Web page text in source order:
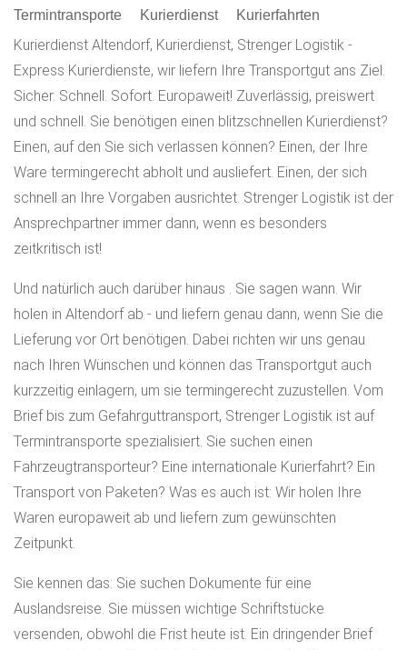
Termintransporte
Kurierdienst Kurierfahrten
Kurierdienst Altendorf, Kurierdienst, Strenger Logistik -
Express Kurierdienste, wir liefern Ihre Transportgut ans Ziel.
Sicher. Schnell. Sofort. Europaweit! Zuverlässig, preiswert
und schnell. Sie benötigen einen blitzschnellen Kurierdienst?
Einen, auf den Sie sich verlassen können? Einen, der Ihre
Ware termingerecht abholt und ausliefert. Einen, der sich
schnell an Ihre Vorgaben ausrichtet. Strenger Logistik ist der
Ansprechpartner immer dann, wenn es besonders
zeitkritisch ist!
Und natürlich auch darüber hinaus . Sie sagen wann. Wir
holen in Altendorf ab - und liefern genau dann, wenn Sie die
Lieferung vor Ort benötigen. Dabei richten wir uns genau
nach Ihren Wünschen und können das Transportgut auch
kurzzeitig einlagern, um sie termingerecht zuzustellen. Vom
Brief bis zum Gefahrguttransport, Strenger Logistik ist auf
Termintransporte spezialisiert. Sie suchen einen
Fahrzeugtransporteur? Eine internationale Kurierfahrt? Ein
Transport von Paketen? Was es auch ist: Wir holen Ihre
Waren europaweit ab und liefern zum gewünschten
Zeitpunkt.
Sie kennen das: Sie suchen Dokumente für eine
Auslandsreise. Sie müssen wichtige Schriftstücke
versenden, obwohl die Frist heute ist. Ein dringender Brief